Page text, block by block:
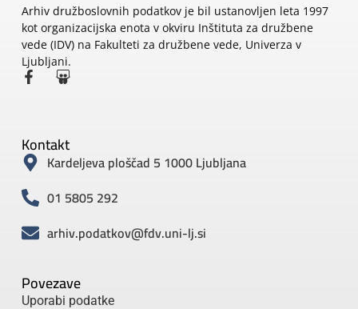
Arhiv družboslovnih podatkov je bil ustanovljen leta 1997
kot organizacijska enota v okviru Inštituta za družbene
vede (IDV) na Fakulteti za družbene vede, Univerza v
Ljubljani.
Povezave
Uporabi podatke
Kontakt
Kardeljeva ploščad 5 1000 Ljubljana
01 5805 292
arhiv.podatkov@fdv.uni-lj.si